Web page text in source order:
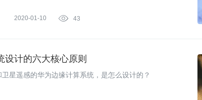
2020-01-10  43
设计的六大核心原则
星遥感的华为边缘计算系统，是怎么设计的？